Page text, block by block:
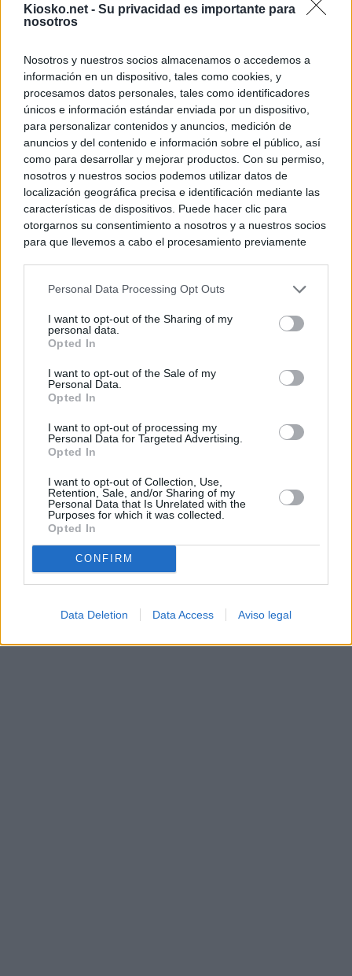
Kiosko.net - Su privacidad es importante para
nosotros
Nosotros y nuestros socios almacenamos o accedemos a
información en un dispositivo, tales como cookies, y
procesamos datos personales, tales como identificadores
únicos e información estándar enviada por un dispositivo,
para personalizar contenidos y anuncios, medición de
anuncios y del contenido e información sobre el público, así
como para desarrollar y mejorar productos. Con su permiso,
nosotros y nuestros socios podemos utilizar datos de
localización geográfica precisa e identificación mediante las
características de dispositivos. Puede hacer clic para
otorgarnos su consentimiento a nosotros y a nuestros socios
para que llevemos a cabo el procesamiento previamente
negar su consentimiento. Tenga en cuenta que algún
de su consentimiento, pero usted tiene el derecho de
rechazar tal procesamiento. Sus preferencias se aplicarán
cualquier momento entrando de nuevo en este sitio web o
visitando nuestra política de privacidad.
Personal Data Processing Opt Outs
I want to opt-out of the Sharing of my
personal data.
Opted In
I want to opt-out of the Sale of my
Personal Data.
Opted In
I want to opt-out of processing my
Personal Data for Targeted Advertising.
Opted In
I want to opt-out of Collection, Use,
Retention, Sale, and/or Sharing of my
Personal Data that Is Unrelated with the
Purposes for which it was collected.
Opted In
CONFIRM
Data Deletion Data Access Aviso legal